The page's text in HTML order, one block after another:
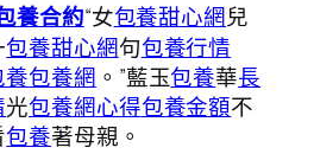
養合約“女包養甜心網兒
包養甜心網句包養行情
養包養網 。”藍玉包養華長
光包養網心得包養金額不
包養著母親。